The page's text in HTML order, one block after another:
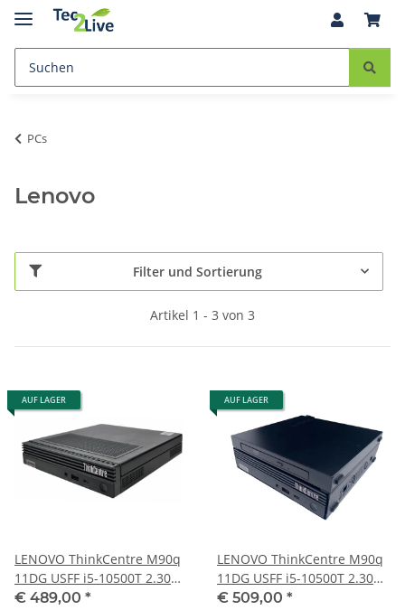
PCs
Lenovo
Filter und Sortierung
Artikel 1 - 3 von 3
AUF LAGER
LENOVO ThinkCentre M90q
11DG USFF i5-10500T 2.30
GHz 16 GB RAM 256 GB SSD
€ 489,00 *
AUF LAGER
LENOVO ThinkCentre M90q
11DG USFF i5-10500T 2.30
GHz 16 GB RAM 256 GB SSD
€ 509,00 *